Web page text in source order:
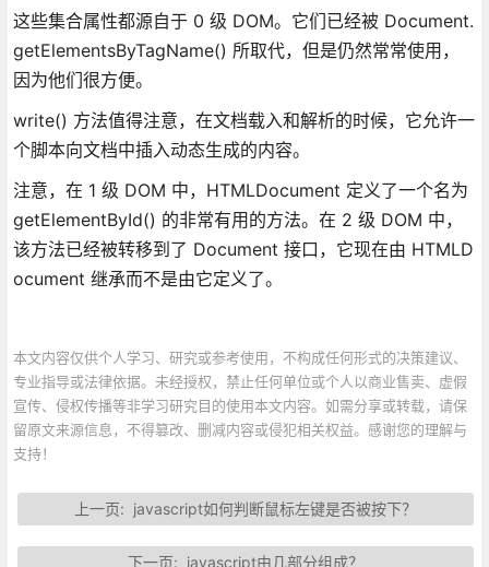
这些集合属性都源自于 0 级 DOM。它们已经被 Document.
getElementsByTagName() 所取代，但是仍然常常使用，
因为他们很方便。
write() 方法值得注意，在文档载入和解析的时候，它允许一
个脚本向文档中插入动态生成的内容。
注意，在 1 级 DOM 中，HTMLDocument 定义了一个名为
getElementById() 的非常有用的方法。在 2 级 DOM 中，
该方法已经被转移到了 Document 接口，它现在由 HTMLD
ocument 继承而不是由它定义了。
本文内容仅供个人学习、研究或参考使用，不构成任何形式的决策建议、
专业指导或法律依据。未经授权，禁止任何单位或个人以商业售卖、虚假
宣传、侵权传播等非学习研究目的使用本文内容。如需分享或转载，请保
留原文来源信息，不得篡改、删减内容或侵犯相关权益。感谢您的理解与
支持！
上一页: javascript如何判断鼠标左键是否被按下？
下一页: javascript由几部分组成？